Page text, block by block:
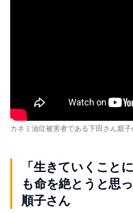
カネミ油症被害者である下田さん親
「生きていくこと
も命を絶とうと思
順子さん